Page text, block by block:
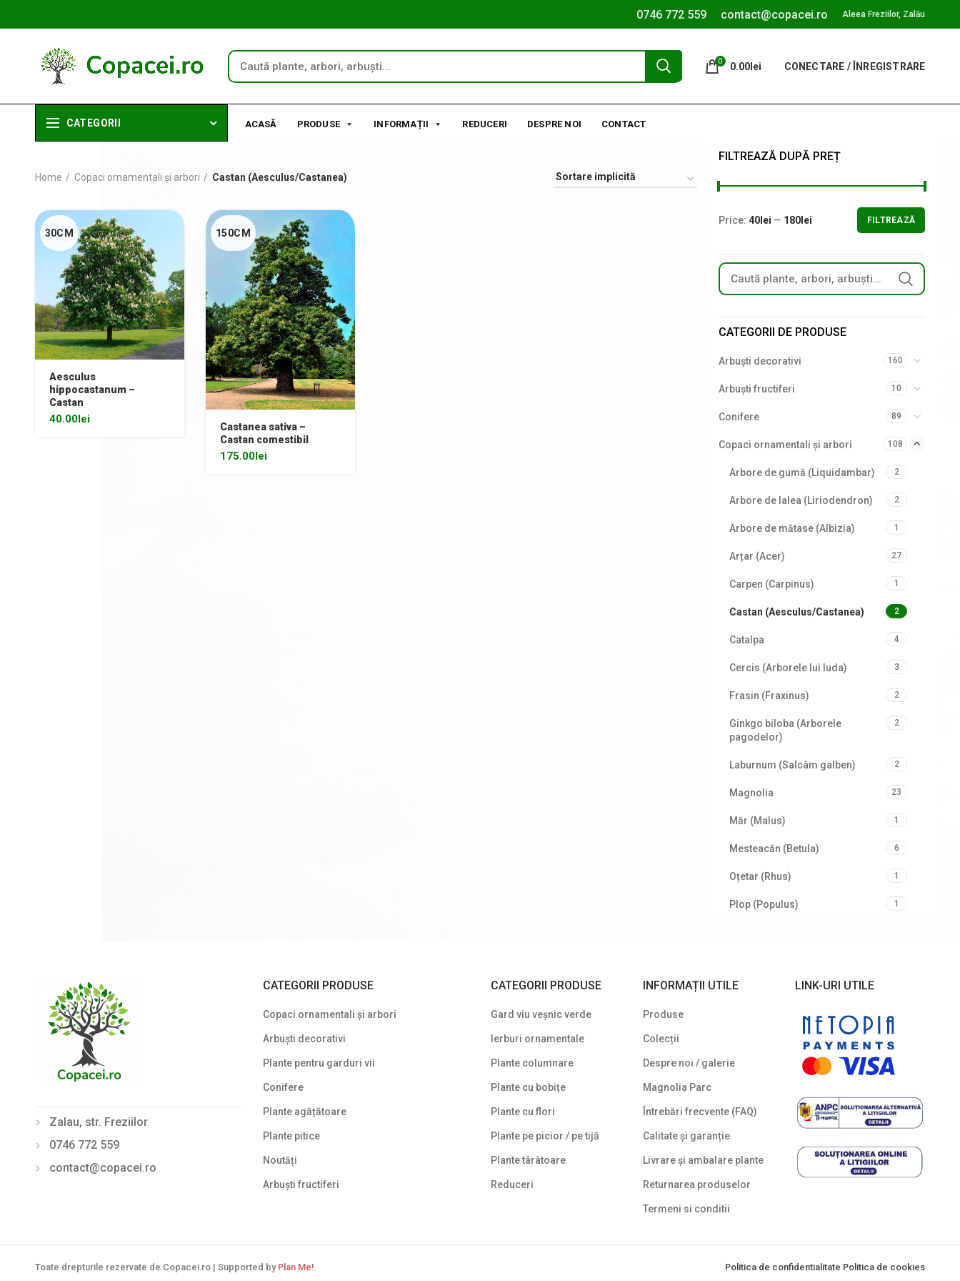
0746 772 559 contact@copacei.ro Aleea Freziilor, Zalău
0 0.00lei CONECTARE / ÎNREGISTRARE
CATEGORII ACASĂ PRODUSE INFORMAȚII REDUCERI DESPRE NOI CONTACT
Home Copaci ornamentali și arbori Castan (Aesculus/Castanea)
30CM
Aesculus
hippocastanum –
Castan
40.00lei
150CM
Castanea sativa –
Castan comestibil
175.00lei
FILTREAZĂ DUPĂ PREȚ
FILTREAZĂ
Price:40lei — 180lei
CATEGORII DE PRODUSE
Arbuști decorativi 160
Arbuști fructiferi 10
Conifere 89
Copaci ornamentali și arbori 108
Arbore de gumă (Liquidambar) 2
Arbore de lalea (Liriodendron) 2
Arbore de mătase (Albizia) 1
Arțar (Acer) 27
Carpen (Carpinus) 1
Castan (Aesculus/Castanea) 2
Catalpa 4
Cercis (Arborele lui Iuda) 3
Frasin (Fraxinus) 2
Ginkgo biloba (Arborele
pagodelor)
2
Laburnum (Salcâm galben) 2
Magnolia 23
Măr (Malus) 1
Mesteacăn (Betula) 6
Oțetar (Rhus) 1
Plop (Populus) 1
Salcie (Salix)
1
Gard viu veșnic verde 28
Ierburi ornamentale 11
68
Plante agățătoare 16
Plante columnare
Plante cu bobițe
Plante cu frunze albastre/ argintii 32
Zalau, str. Freziilor
0746 772 559
contact@copacei.ro
CATEGORII PRODUSE
Copaci ornamentali și arbori
Arbuști decorativi
Plante pentru garduri vii
Conifere
Plante agățătoare
Plante pitice
Noutăți
Arbuști fructiferi
CATEGORII PRODUSE
Gard viu veșnic verde
Ierburi ornamentale
Plante columnare
Plante cu bobițe
Plante cu flori
Plante pe picior / pe tijă
Plante târâtoare
Reduceri
INFORMAȚII UTILE
Produse
Colecții
Despre noi / galerie
Magnolia Parc
Întrebări frecvente (FAQ)
Calitate și garanție
Livrare și ambalare plante
Returnarea produselor
Termeni si conditii
LINK-URI UTILE
Toate drepturile rezervate de Copacei.ro | Supported by Plan Me! Politica de confidentialitate Politica de cookies